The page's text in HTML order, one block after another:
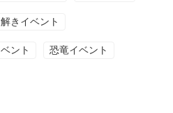
きイベント
ント 恐竜イベント